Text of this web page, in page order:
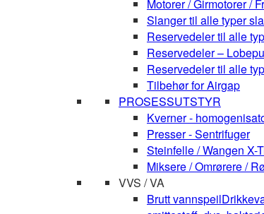
Motorer / Girmotorer /
Slanger til alle typer
Reservedeler til alle
Reservedeler –
Reservedeler til alle
Tilbehør for Airgap
PROSESSUTSTYR
Kverner -
Presser - Sentrifuger
Steinfelle / Wangen X-
Miksere / Omrørere /
VVS / VA
Brutt vannspeil